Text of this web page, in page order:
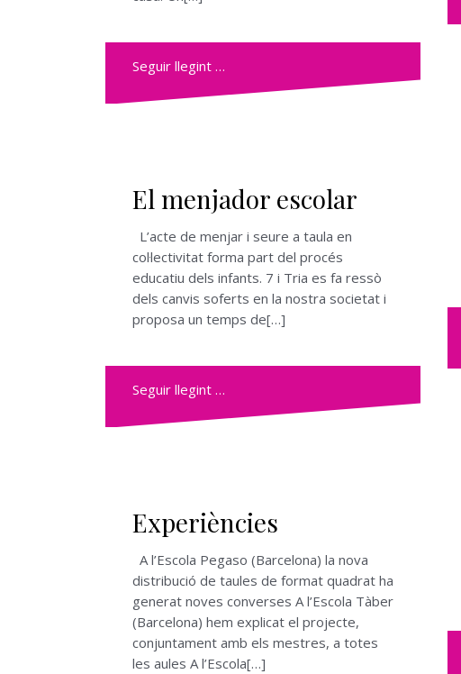
Seguir llegint …
El menjador escolar
L’acte de menjar i seure a taula en
col·lectivitat forma part del procés
educatiu dels infants. 7 i Tria es fa ressò
dels canvis soferts en la nostra societat i
proposa un temps de[…]
Seguir llegint …
Experiències
A l’Escola Pegaso (Barcelona) la nova
distribució de taules de format quadrat ha
generat noves converses A l’Escola Tàber
(Barcelona) hem explicat el projecte,
conjuntament amb els mestres, a totes
les aules A l’Escola[…]